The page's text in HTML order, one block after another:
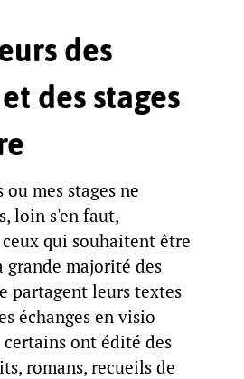
des
des stages
ou mes stages ne
loin s'en faut,
qui souhaitent être
grande majorité des
partagent leurs textes
échanges en visio
ont édité des
romans, recueils de